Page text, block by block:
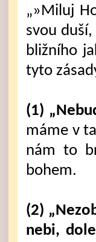
„»Miluj
svou
bližního
tyto
(1)
máme v
nám to
bohem.
(2)
nebi,